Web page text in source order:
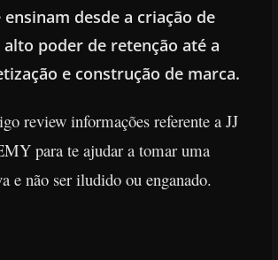
desde a criação de
poder de retenção até a
e construção de marca.
review informações referente a JJ
para te ajudar a tomar uma
e não ser iludido ou enganado.